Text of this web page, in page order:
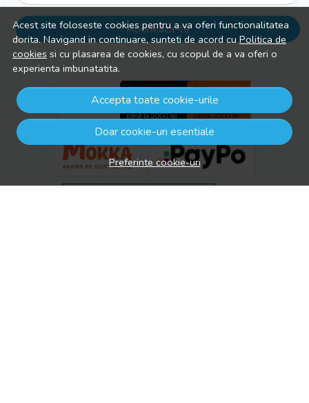
Acest site foloseste cookies pentru a va oferi functionalitatea
dorita. Navigand in continuare, sunteti de acord cuPolitica de
cookies si cu plasarea de cookies, cu scopul de a va oferi o
experienta imbunatatita.
Accepta toate cookie-urile
Doar cookie-uri esentiale
Preferinte cookie-uri
Aboneaza-te